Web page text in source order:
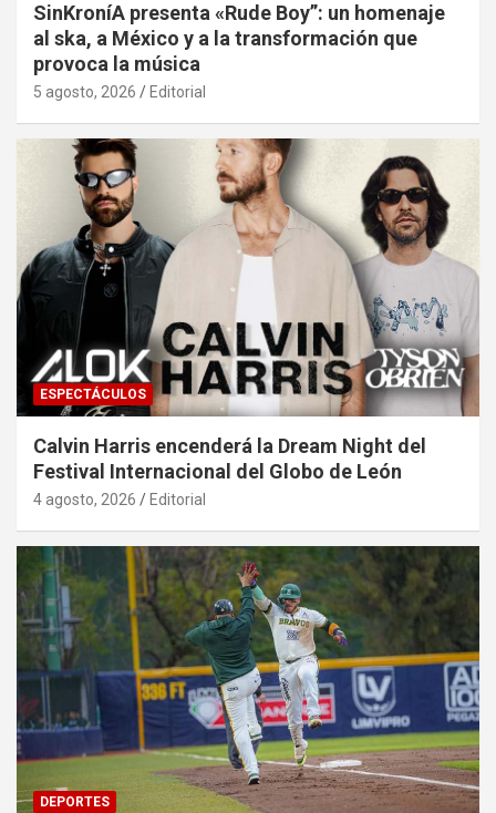
SinKroníA presenta «Rude Boy”: un homenaje
al ska, a México y a la transformación que
provoca la música
5 agosto, 2026 Editorial
ESPECTÁCULOS
Calvin Harris encenderá la Dream Night del
Festival Internacional del Globo de León
4 agosto, 2026 Editorial
DEPORTES